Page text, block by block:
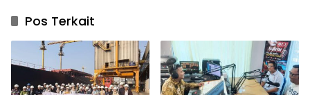
Pos Terkait